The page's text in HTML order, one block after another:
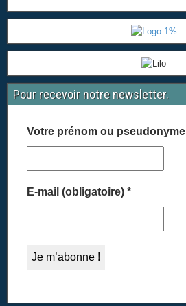
Pour recevoir notre newsletter.
Votre prénom ou pseudonyme
E-mail (obligatoire) *